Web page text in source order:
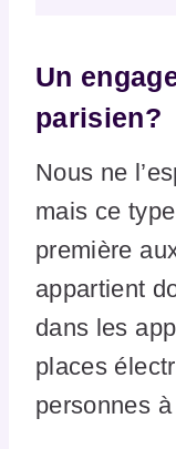
Un
parisien?
Nous ne
mais ce
première
appartient
dans les
places
personnes